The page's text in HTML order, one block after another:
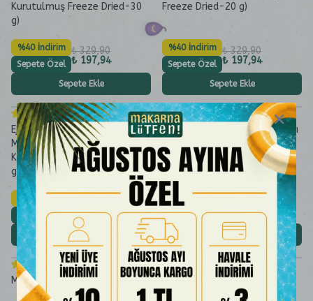
Kurutulmuş Freeze Dried-30
g)
%40 İndirim
Sepete Özel
₺ 329,90
₺ 197,94
Sepete Ekle
Freeze Dried-20 g)
%40 İndirim
Sepete Özel
₺ 329,90
₺ 197,94
Sepete Ekle
(4.5/5)
Ejder Meyvesi Kıtırı (Kuru
Meyve Cipsi Dondurularak
Kurutulmuş Freeze Dried-20
g)
%40 İndirim
Sepete Özel ₺ 197,94
Sepete Ekle
(4.3 /5)
Avantajlı 5 Li Kuru Meyve Kıtırı
Cipsi Seti Freeze Dried
%40 İndirim
Sepete Özel ₺ 917,94
Sepete Ekle
(4.8/5)
Meşe Balı (260 gram)
(4.8/5)
Organik Tatlı Ketçap (300
gram)